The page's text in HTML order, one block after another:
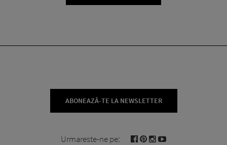
ABONEAZĂ-TE LA NEWSLETTER
Urmareste-ne pe: